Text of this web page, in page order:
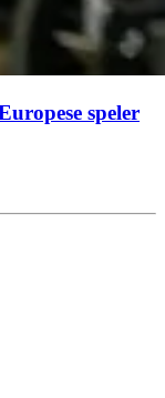
speler